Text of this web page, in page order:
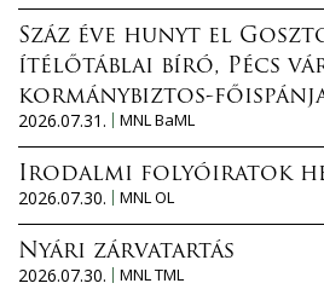
Száz éve hunyt el
ítélőtáblai bíró, Pécs
kormánybiztos-
2026.07.31.
MNL BaML
Irodalmi folyóiratok
2026.07.30.
MNL OL
Nyári zárvatartás
2026.07.30.
MNL TML